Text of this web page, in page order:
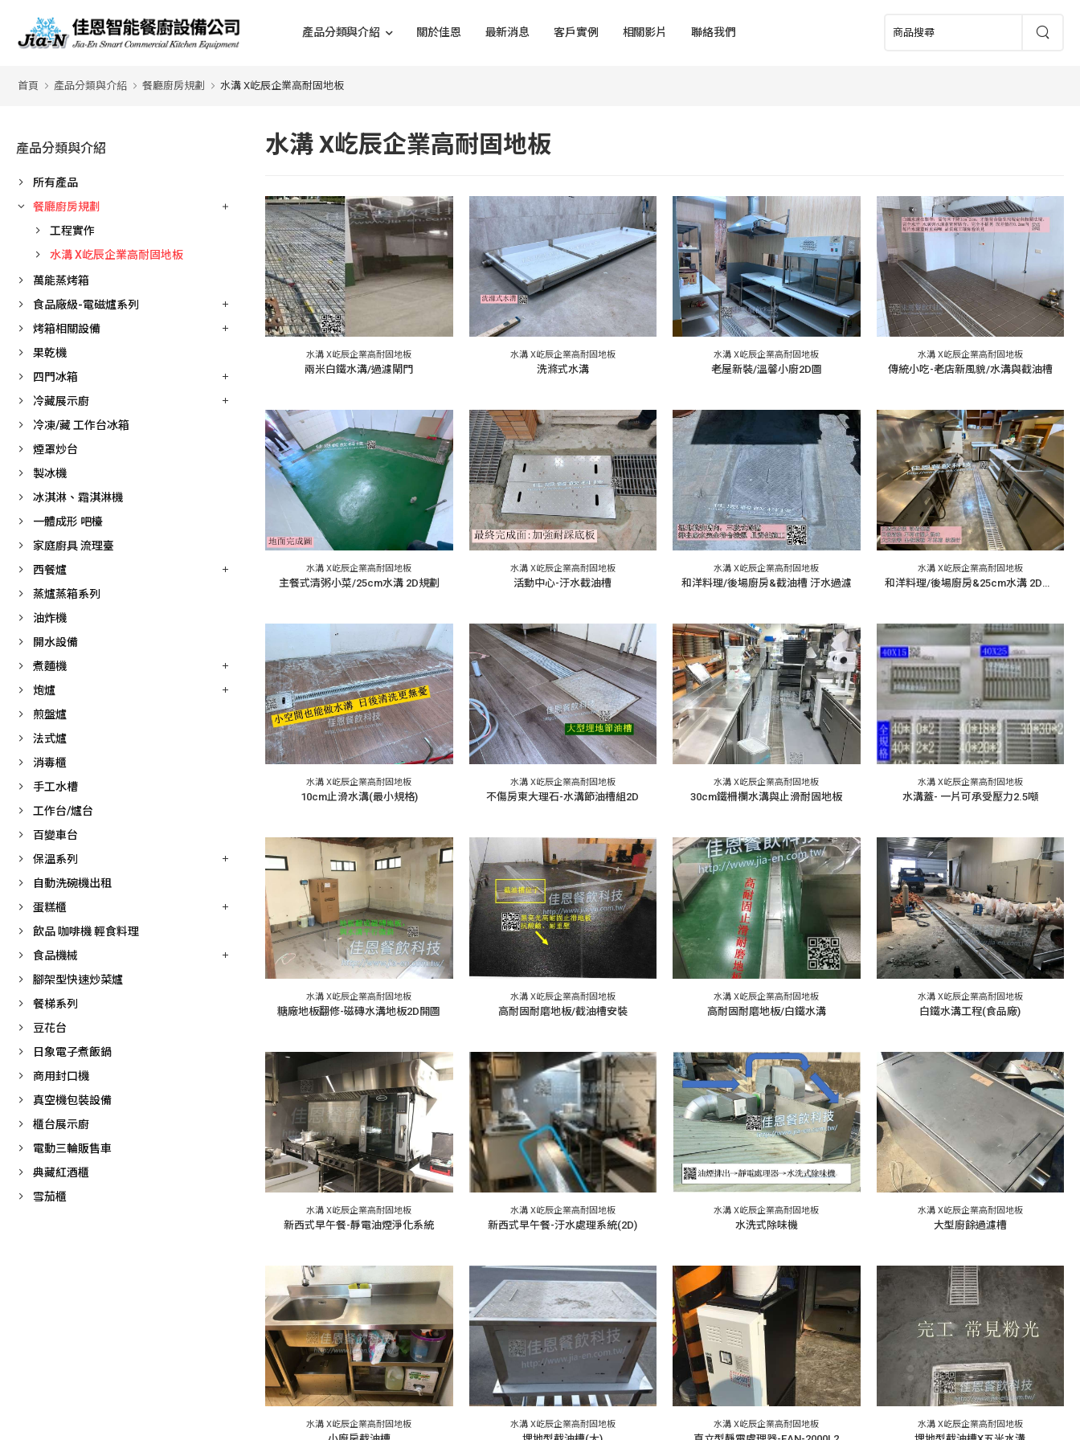
產品分類與介紹 關於佳恩 最新消息 客戶實例 相關影片 聯絡我們
首頁 產品分類與介紹 餐廳廚房規劃 水溝 X屹辰企業高耐固地板
產品分類與介紹
所有產品
餐廳廚房規劃
工程實作
水溝 X屹辰企業高耐固地板
萬能蒸烤箱
食品廠級-電磁爐系列
烤箱相關設備
果乾機
四門冰箱
冷藏展示廚
冷凍/藏 工作台冰箱
煙罩炒台
製冰機
冰淇淋、霜淇淋機
一體成形 吧檯
家庭廚具 流理臺
西餐爐
蒸爐蒸箱系列
油炸機
開水設備
煮麵機
炮爐
煎盤爐
法式爐
消毒櫃
手工水槽
工作台/爐台
百變車台
保溫系列
自動洗碗機出租
蛋糕櫃
飲品 咖啡機 輕食料理
食品機械
腳架型快速炒菜爐
餐梯系列
豆花台
日象電子煮飯鍋
商用封口機
真空機包裝設備
櫃台展示廚
電動三輪販售車
典藏紅酒櫃
雪茄櫃
水溝 X屹辰企業高耐固地板
水溝 X屹辰企業高耐固地板
兩米白鐵水溝/過濾閘門
水溝 X屹辰企業高耐固地板
洗滌式水溝
水溝 X屹辰企業高耐固地板
老屋新裝/溫馨小廚2D圖
水溝 X屹辰企業高耐固地板
傳統小吃-老店新風貌/水溝與截油槽
水溝 X屹辰企業高耐固地板
主餐式清粥小菜/25cm水溝 2D規劃
水溝 X屹辰企業高耐固地板
活動中心-汙水截油槽
水溝 X屹辰企業高耐固地板
和洋料理/後場廚房&截油槽 汙水過濾
水溝 X屹辰企業高耐固地板
和洋料理/後場廚房&25cm水溝 2D規劃
水溝 X屹辰企業高耐固地板
10cm止滑水溝(最小規格)
水溝 X屹辰企業高耐固地板
不傷房東大理石-水溝節油槽組2D
水溝 X屹辰企業高耐固地板
30cm鐵柵欄水溝與止滑耐固地板
水溝 X屹辰企業高耐固地板
水溝蓋- 一片可承受壓力2.5噸
水溝 X屹辰企業高耐固地板
糖廠地板翻修-磁磚水溝地板2D開圖
水溝 X屹辰企業高耐固地板
高耐固耐磨地板/截油槽安裝
水溝 X屹辰企業高耐固地板
高耐固耐磨地板/白鐵水溝
水溝 X屹辰企業高耐固地板
白鐵水溝工程(食品廠)
水溝 X屹辰企業高耐固地板
新西式早午餐-靜電油煙淨化系統
水溝 X屹辰企業高耐固地板
新西式早午餐-汙水處理系統(2D)
水溝 X屹辰企業高耐固地板
水洗式除味機
水溝 X屹辰企業高耐固地板
大型廚餘過濾槽
水溝 X屹辰企業高耐固地板 水溝 X屹辰企業高耐固地板 水溝 X屹辰企業高耐固地板 水溝 X屹辰企業高耐固地板